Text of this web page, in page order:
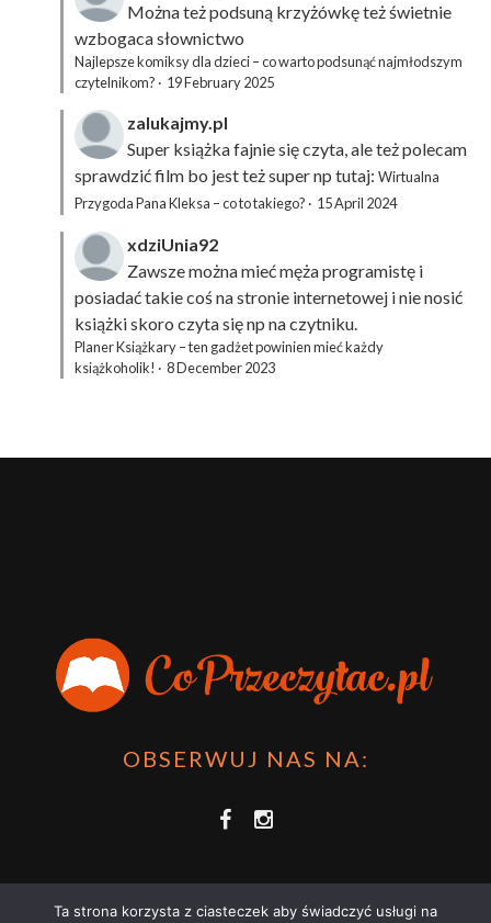
Można też podsuną krzyżówkęteż świetnie
wzbogaca słownictwo
Najlepsze komiksy dla dzieci – co warto podsunąć najmłodszym
czytelnikom? · 19 February 2025
zalukajmy.pl
Super książka fajnie się czyta, ale też polecam
sprawdzić film bo jest też super np tutaj: Wirtualna
Przygoda Pana Kleksa – co to takiego? · 15 April 2024
xdziUnia92
Zawsze można mieć męża programistę i
posiadać takie coś na stronie internetowej i nie nosić
książki skoro czyta się np na czytniku.
Planer Książkary – ten gadżet powinien mieć każdy
książkoholik! · 8 December 2023
OBSERWUJ NAS NA:
Ta strona korzysta z ciasteczek aby świadczyć usługi na